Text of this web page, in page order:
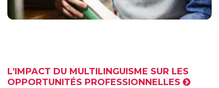
L'IMPACT DU MULTILINGUISME SUR LES
OPPORTUNITÉS PROFESSIONNELLES